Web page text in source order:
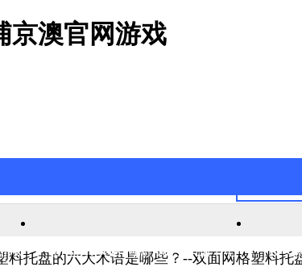
京澳官网游戏
戏 新浦京澳官网游戏的产品中心 公司
料托盘的六大术语是哪些？--双面网格塑料托